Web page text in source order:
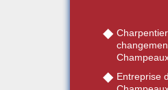
Entreprise